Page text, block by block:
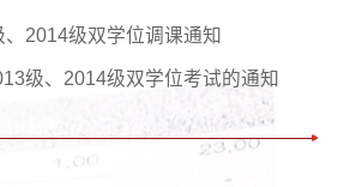
、2014级双学位调课通知
级、2014级双学位考试的通知